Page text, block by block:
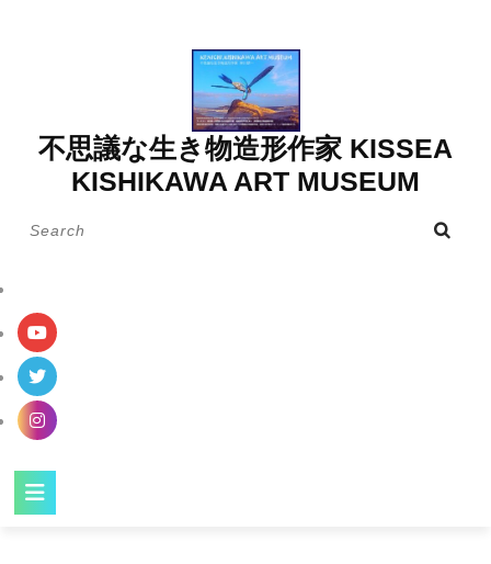
不思議な生き物造形作家 KISSEA
KISHIKAWA ART MUSEUM